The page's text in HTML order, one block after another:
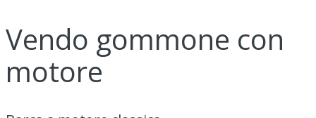
Vendo gommone con
motore